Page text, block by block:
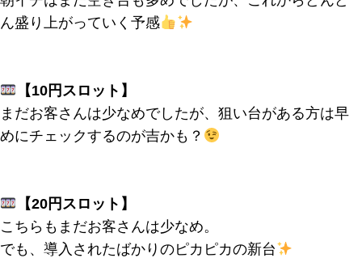
ん盛り上がっていく予感
【10円スロット】
まだお客さんは少なめでしたが、狙い台がある方は早
めにチェックするのが吉かも？
【20円スロット】
こちらもまだお客さんは少なめ。
でも、導入されたばかりのピカピカの新台